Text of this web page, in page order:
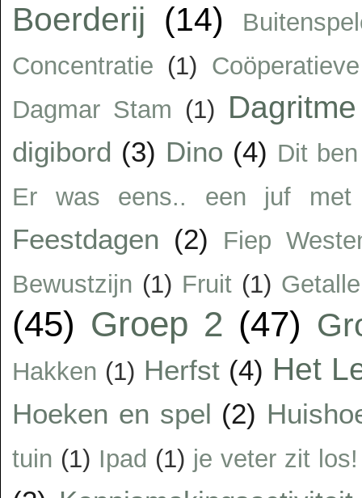
Boerderij (14)
Concentratie (1)
Dagmar Stam (1) Dagritme
digibord (3) Dino (4) Dit
Er was eens.. een juf met
Feestdagen (2)
Fiep
Bewustzijn (1) Fruit (1)
(45) Groep 2 (47)
Hakken (1) Herfst (4) Het
Hoeken en spel (2)
tuin (1) Ipad (1) je veter zit los!